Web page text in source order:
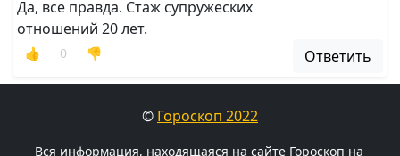
Да, все правда. Стаж супружеских
отношений 20 лет.
👍 0 👎 Ответить
© Гороскоп 2022
Вся информация, находящаяся на сайте Гороскоп на